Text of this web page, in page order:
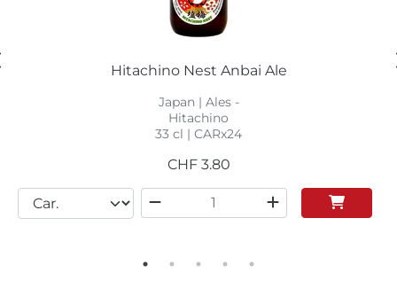
Hitachino Nest Anbai Ale
Japan | Ales -
Hitachino
33 cl | CARx24
CHF 3.80